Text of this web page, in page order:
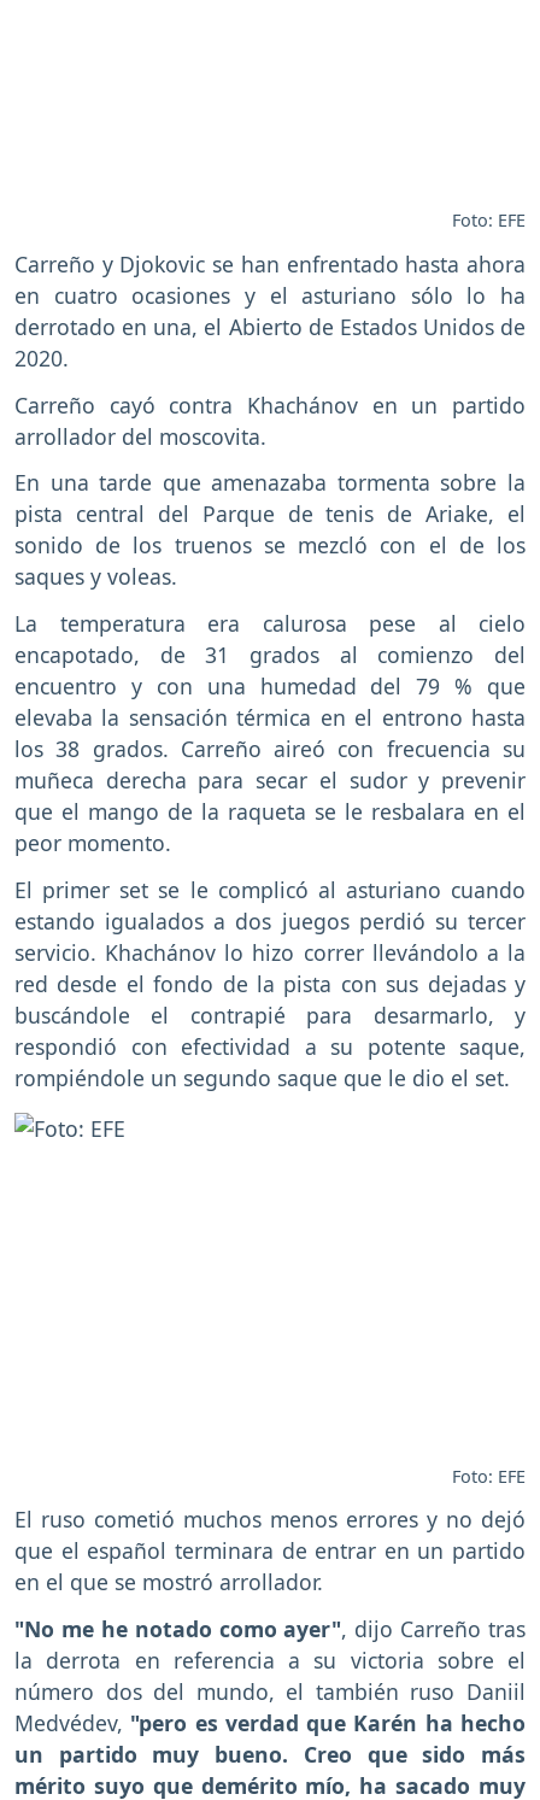
Foto: EFE
Carreño y Djokovic se han enfrentado hasta ahora
en cuatro ocasiones y el asturiano sólo lo ha
derrotado en una, el Abierto de Estados Unidos de
2020.
Carreño cayó contra Khachánov en un partido
arrollador del moscovita.
En una tarde que amenazaba tormenta sobre la
pista central del Parque de tenis de Ariake, el
sonido de los truenos se mezcló con el de los
saques y voleas.
La temperatura era calurosa pese al cielo
encapotado, de 31 grados al comienzo del
encuentro y con una humedad del 79 % que
elevaba la sensación térmica en el entrono hasta
los 38 grados. Carreño aireó con frecuencia su
muñeca derecha para secar el sudor y prevenir
que el mango de la raqueta se le resbalara en el
peor momento.
El primer set se le complicó al asturiano cuando
estando igualados a dos juegos perdió su tercer
servicio. Khachánov lo hizo correr llevándolo a la
red desde el fondo de la pista con sus dejadas y
buscándole el contrapié para desarmarlo, y
respondió con efectividad a su potente saque,
rompiéndole un segundo saque que le dio el set.
Foto: EFE
El ruso cometió muchos menos errores y no dejó
que el español terminara de entrar en un partido
en el que se mostró arrollador.
"No me he notado como ayer", dijo Carreño tras
la derrota en referencia a su victoria sobre el
número dos del mundo, el también ruso Daniil
Medvédev, "pero es verdad que Karén ha hecho
un partido muy bueno. Creo que sido más
mérito suyo que demérito mío, ha sacado muy